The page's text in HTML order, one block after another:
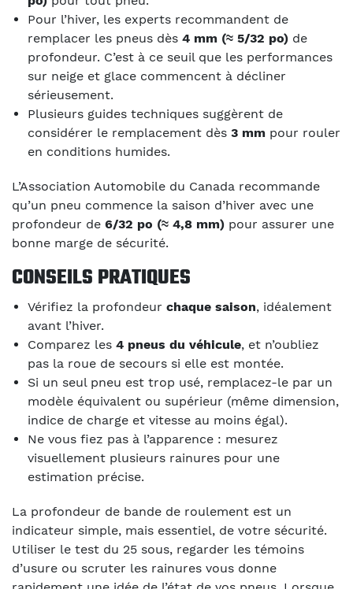
Pour l’hiver, les experts recommandent de
remplacer les pneus dès 4 mm (≈ 5/32 po) de
profondeur. C’est à ce seuil que les performances
sur neige et glace commencent à décliner
sérieusement.
Plusieurs guides techniques suggèrent de
considérer le remplacement dès 3 mm pour rouler
en conditions humides.
L’Association Automobile du Canada recommande
qu’un pneu commence la saison d’hiver avec une
profondeur de 6/32 po (≈ 4,8 mm) pour assurer une
bonne marge de sécurité.
CONSEILS PRATIQUES
Vérifiez la profondeur chaque saison, idéalement
avant l’hiver.
Comparez les 4 pneus du véhicule, et n’oubliez
pas la roue de secours si elle est montée.
Si un seul pneu est trop usé, remplacez-le par un
modèle équivalent ou supérieur (même dimension,
indice de charge et vitesse au moins égal).
Ne vous fiez pas à l’apparence : mesurez
visuellement plusieurs rainures pour une
estimation précise.
La profondeur de bande de roulement est un
indicateur simple, mais essentiel, de votre sécurité.
Utiliser le test du 25 sous, regarder les témoins
d’usure ou scruter les rainures vous donne